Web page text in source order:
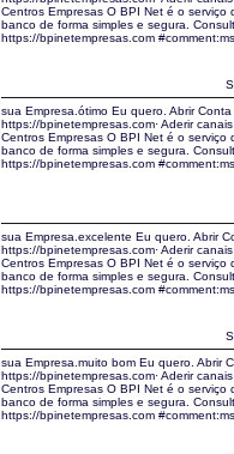
Centros Empresas O BPI Net é o
banco de forma simples e segura.
https://bpinetempresas.com
sua Empresa.ótimo Eu quero. Abrir
https://bpinetempresas.com· Aderir
Centros Empresas O BPI Net é o
banco de forma simples e segura.
https://bpinetempresas.com
sua Empresa.excelente Eu quero. Abrir
https://bpinetempresas.com· Aderir
Centros Empresas O BPI Net é o
banco de forma simples e segura.
https://bpinetempresas.com
sua Empresa.muito bom Eu quero. Abrir
https://bpinetempresas.com· Aderir
Centros Empresas O BPI Net é o
banco de forma simples e segura.
https://bpinetempresas.com